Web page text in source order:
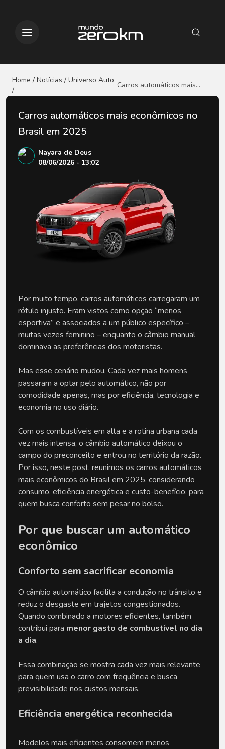
Home / Notícias / Universo Auto
/
Carros automáticos mais
econômicos no Brasil em
Carros automáticos mais econômicos no
Brasil em 2025
Nayara de Deus
08/06/2026 - 13:02
Por muito tempo, carros automáticos carregaram um
rótulo injusto. Eram vistos como opção “menos
esportiva” e associados a um público específico –
muitas vezes feminino – enquanto o câmbio manual
dominava as preferências dos motoristas.
Mas esse cenário mudou. Cada vez mais homens
passaram a optar pelo automático, não por
comodidade apenas, mas por eficiência, tecnologia e
economia no uso diário.
Com os combustíveis em alta e a rotina urbana cada
vez mais intensa, o câmbio automático deixou o
campo do preconceito e entrou no território da razão.
Por isso, neste post, reunimos os carros automáticos
mais econômicos do Brasil em 2025, considerando
consumo, eficiência energética e custo-benefício, para
quem busca conforto sem pesar no bolso.
Por que buscar um automático
econômico
Conforto sem sacrificar economia
O câmbio automático facilita a condução no trânsito e
reduz o desgaste em trajetos congestionados.
Quando combinado a motores eficientes, também
contribui para menor gasto de combustível no dia
a dia.
Essa combinação se mostra cada vez mais relevante
para quem usa o carro com frequência e busca
previsibilidade nos custos mensais.
Eficiência energética reconhecida
Modelos mais eficientes consomem menos